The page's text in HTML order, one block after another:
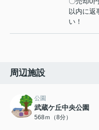
以内に返
い！
周辺施設
公園
武蔵ケ丘中央公園
568ｍ（8分）